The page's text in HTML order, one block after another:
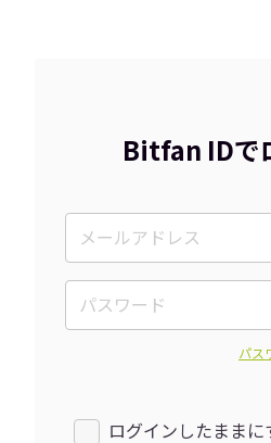
Bitfan IDで
パス
ログインしたままに